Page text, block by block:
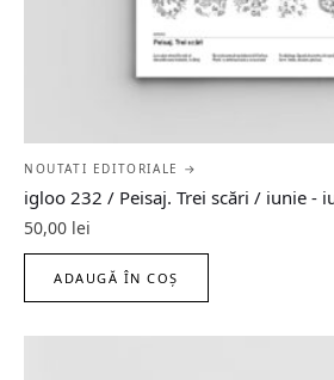
NOUTATI EDITORIALE →
igloo 232 / Peisaj. Trei scări / iunie -
50,00 lei
ADAUGĂ ÎN COȘ